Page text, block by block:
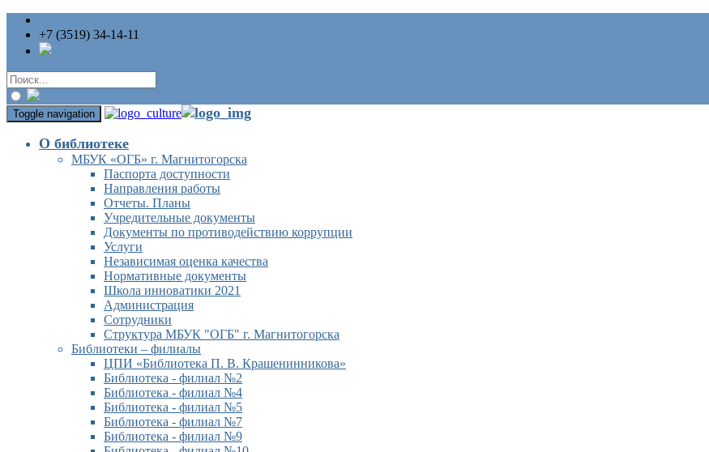
+7 (3519) 34-14-11
Toggle navigation
О библиотеке
МБУК «ОГБ» г. Магнитогорска
Паспорта доступности
Направления работы
Отчеты. Планы
Учредительные документы
Документы по противодействию коррупции
Услуги
Независимая оценка качества
Нормативные документы
Школа инноватики 2021
Администрация
Сотрудники
Структура МБУК "ОГБ" г. Магнитогорска
Библиотеки – филиалы
ЦПИ «Библиотека П. В. Крашенинникова»
Библиотека - филиал №2
Библиотека - филиал №4
Библиотека - филиал №5
Библиотека - филиал №7
Библиотека - филиал №9